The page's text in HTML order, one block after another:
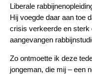
Liberale
Hij voegde daar aan toe
crisis verkeerde en
aangevangen
Zo ontmoette ik deze
jongeman, die mij – een